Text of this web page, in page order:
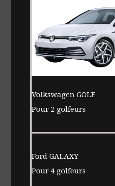
Volkswagen GOLF
Pour 2 golfeurs
Ford GALAXY
Pour 4 golfeurs